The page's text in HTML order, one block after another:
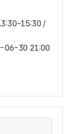
/
06-30 21:00